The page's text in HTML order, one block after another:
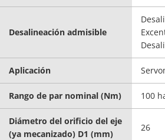
Desalineación admisible
Aplicación
Rango de par nominal (Nm) 100
Diámetro del orificio del eje
(ya mecanizado) D1 (mm)
26